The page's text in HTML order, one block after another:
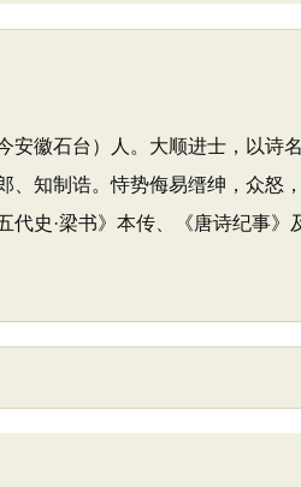
徽石台）人。大顺进士，以诗
知制诰。恃势侮易缙绅，众怒
史·梁书》本传、《唐诗纪事》